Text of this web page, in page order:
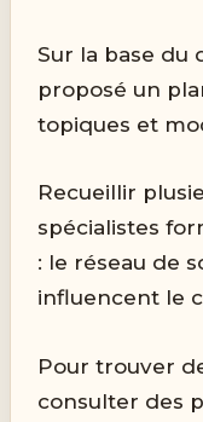
Sur la base du
proposé un
topiques et
Recueillir
spécialistes
: le réseau de
influencent le
Pour trouver
consulter des